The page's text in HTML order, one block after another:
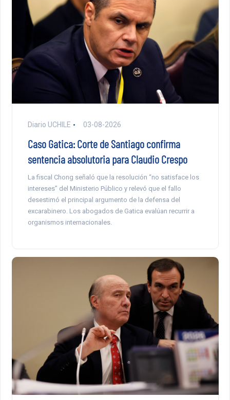
Diario UCHILE 03-08-2026
Caso Gatica: Corte de Santiago confirma
sentencia absolutoria para Claudio Crespo
La fiscal Chong señaló que la resolución “no satisface los
intereses” del Ministerio Público y relevó que el fallo
desestimó el principal argumento de la defensa del
excarabinero. Los abogados de Gatica evalúan recurrir a
organismos internacionales.